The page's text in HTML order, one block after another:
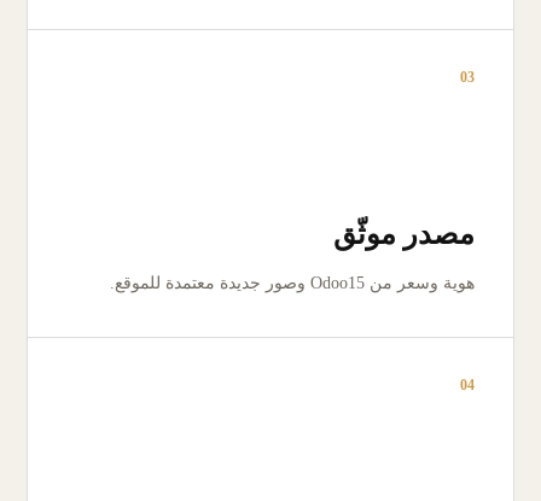
03
مصدر موثّق
هوية وسعر من Odoo15 وصور جديدة معتمدة للموقع.
04